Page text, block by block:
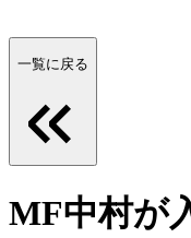
一覧に戻る
MF中村が